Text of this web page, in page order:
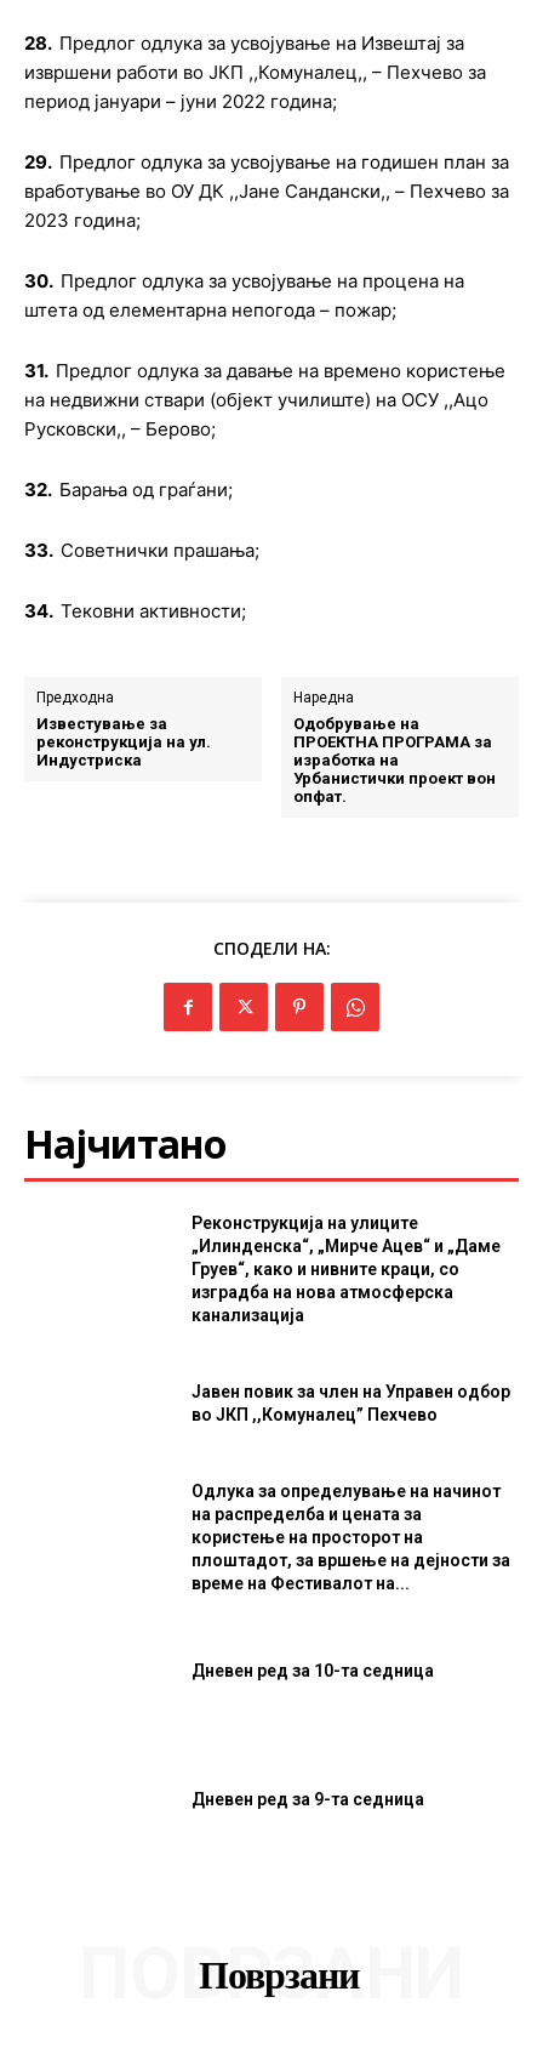
28. Предлог одлука за усвојување на Извештај за
извршени работи во ЈКП ,,Комуналец,, – Пехчево за
период јануари – јуни 2022 година;
29. Предлог одлука за усвојување на годишен план за
вработување во ОУ ДК ,,Јане Сандански,, – Пехчево за
2023 година;
30. Предлог одлука за усвојување на процена на
штета од елементарна непогода – пожар;
31. Предлог одлука за давање на времено користење
на недвижни ствари (објект училиште) на OСУ ,,Ацо
Русковски,, – Берово;
32. Барања од граѓани;
33. Советнички прашања;
34. Тековни активности;
Предходна
Известување за
реконструкција на ул.
Индустриска
Наредна
Oдобрување на
ПРОЕКТНА ПРОГРАМА за
изработка на
Урбанистички проект вон
опфат.
СПОДЕЛИ НА:
Најчитано
Реконструкција на улиците
„Илинденска“, „Мирче Ацев“ и „Даме
Груев“, како и нивните краци, со
изградба на нова атмосферска
канализација
Јавен повик за член на Управен одбор
во ЈКП ,,Комуналец” Пехчево
Одлука за определување на начинот
на распределба и цената за
користење на просторот на
плоштадот, за вршење на дејности за
време на Фестивалот на...
Дневен ред за 10-та седница
Дневен ред за 9-та седница
Поврзани
ПОВРЗАНИ